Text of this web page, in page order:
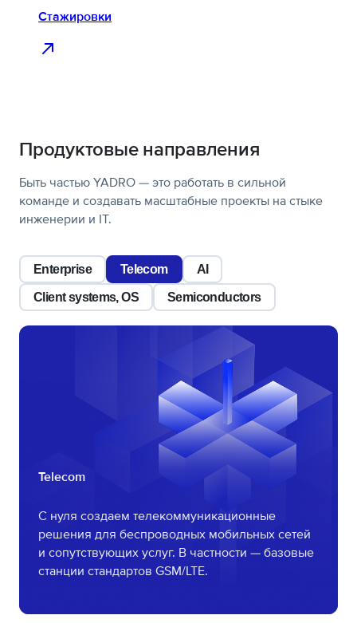
Стажировки
Продуктовые направления
Быть частью YADRO — это работать в сильной
команде и создавать масштабные проекты на стыке
инженерии и IT.
Enterprise Telecom AI
Client systems, OS Semiconductors
Telecom
С нуля создаем телекоммуникационные
решения для беспроводных мобильных сетей
и сопутствующих услуг. В частности — базовые
станции стандартов GSM/LTE.